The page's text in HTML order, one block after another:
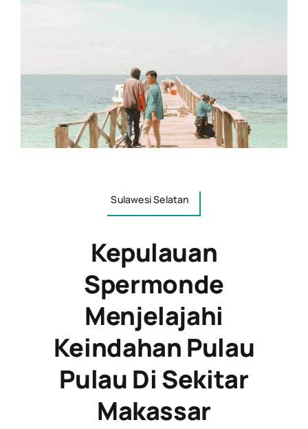
Sulawesi Selatan
Kepulauan
Spermonde
Menjelajahi
Keindahan Pulau
Pulau Di Sekitar
Makassar